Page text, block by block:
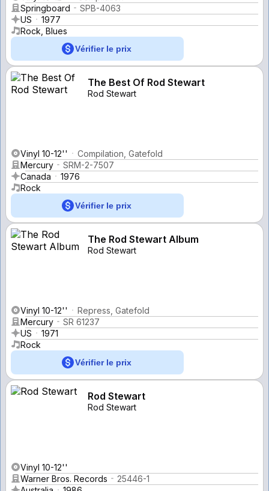
Springboard
SPB-4063
US
1977
Rock, Blues
Vérifier le prix
The Best Of Rod Stewart
Rod Stewart
Vinyl 10-12''
Compilation, Gatefold
Mercury
SRM-2-7507
Canada
1976
Rock
Vérifier le prix
The Rod Stewart Album
Rod Stewart
Vinyl 10-12''
Repress, Gatefold
Mercury
SR 61237
US
1971
Rock
Vérifier le prix
Rod Stewart
Rod Stewart
Vinyl 10-12''
Warner Bros. Records
25446-1